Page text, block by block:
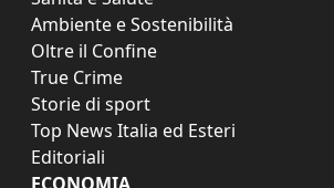
Ambiente e Sostenibilità
Oltre il Confine
True Crime
Storie di sport
Top News Italia ed Esteri
Editoriali